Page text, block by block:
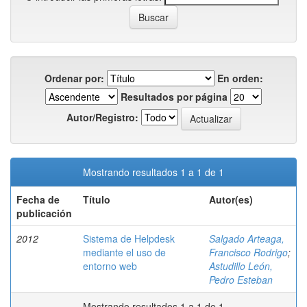
Ordenar por:
En orden:
Resultados por página
Autor/Registro:
Mostrando resultados 1 a 1 de 1
Fecha de
publicación
Título Autor(es)
2012
Sistema de Helpdesk
mediante el uso de
entorno web
Salgado Arteaga,
Francisco Rodrigo;
Astudillo León,
Pedro Esteban